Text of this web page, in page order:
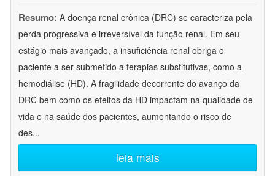
Resumo: A doença renal crônica (DRC) se caracteriza pela
perda progressiva e irreversível da função renal. Em seu
estágio mais avançado, a insuficiência renal obriga o
paciente a ser submetido a terapias substitutivas, como a
hemodiálise (HD). A fragilidade decorrente do avanço da
DRC bem como os efeitos da HD impactam na qualidade de
vida e na saúde dos pacientes, aumentando o risco de
des...
leia mais